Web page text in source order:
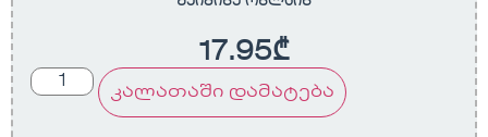
17.95₾
კალათაში დამატება